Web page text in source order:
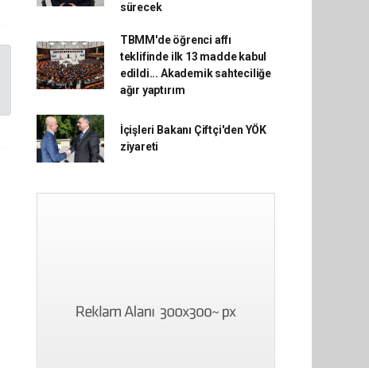
sürecek
TBMM'de öğrenci affı
teklifinde ilk 13 madde kabul
edildi... Akademik sahteciliğe
ağır yaptırım
İçişleri Bakanı Çiftçi'den YÖK
ziyareti